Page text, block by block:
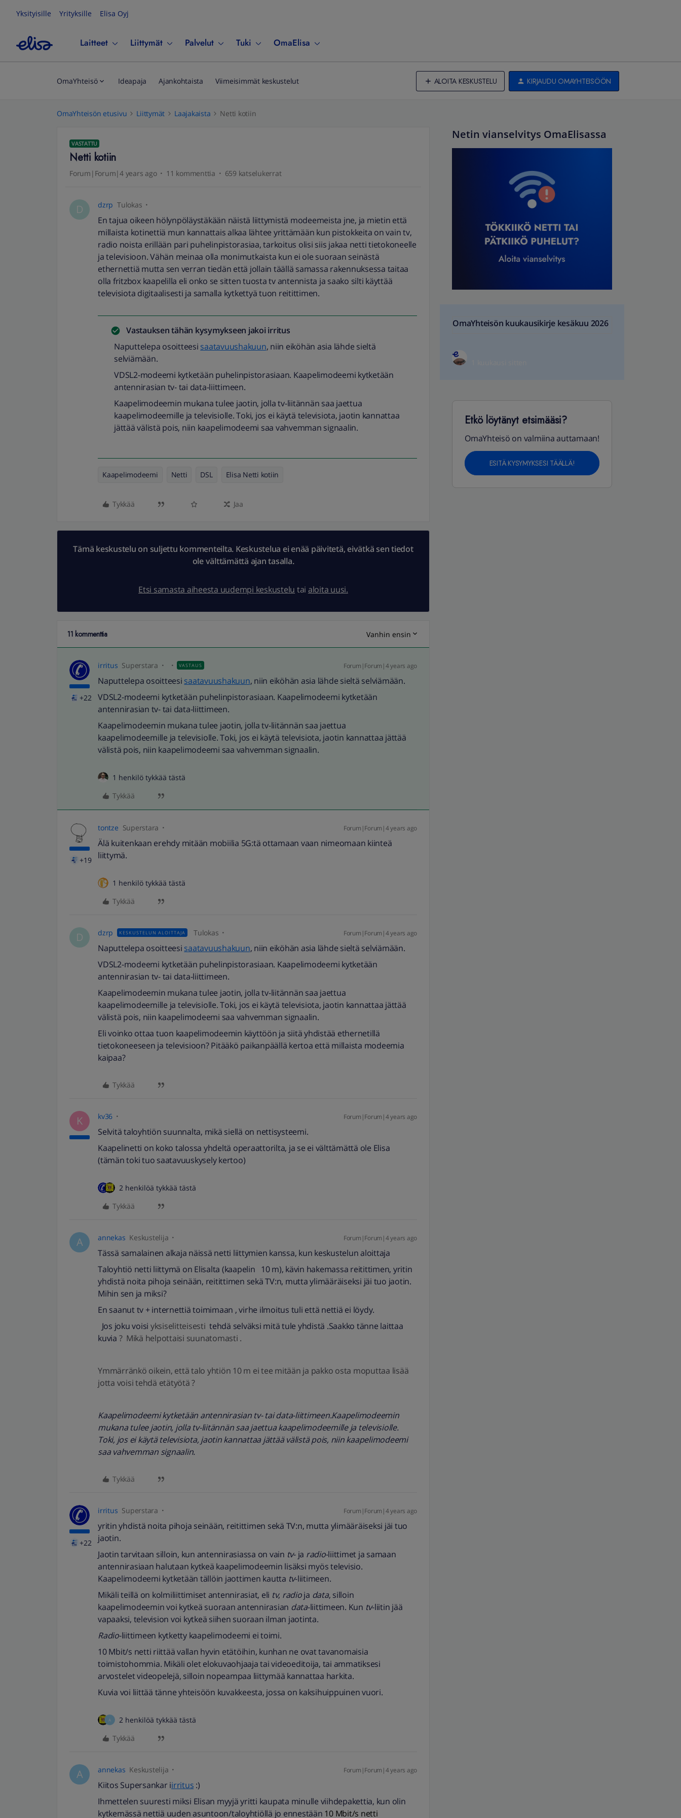
Yksityisille Yrityksille Elisa Oyj
Laitteet Liittymät Palvelut Tuki OmaElisa
OmaYhteisö Ideapaja Ajankohtaista Viimeisimmät keskustelut ALOITA KESKUSTELU KIRJAUDU OMAYHTEISÖÖN
OmaYhteisön etusivu Liittymät Laajakaista Netti kotiin
VASTATTU
Netti kotiin
Forum|Forum|4 years ago 11 kommenttia 659 katselukerrat
D dzrp Tulokas
En tajua oikeen hölynpöläystäkään näistä liittymistä modeemeista jne, ja mietin että
millaista kotinettiä mun kannattais alkaa lähtee yrittämään kun pistokkeita on vain tv,
radio noista erillään pari puhelinpistorasiaa, tarkoitus olisi siis jakaa netti tietokoneelle
ja televisioon. Vähän meinaa olla monimutkaista kun ei ole suoraan seinästä
ethernettiä mutta sen verran tiedän että jollain täällä samassa rakennuksessa taitaa
olla fritzbox kaapelilla eli onko se sitten tuosta tv antennista ja saako silti käyttää
televisiota digitaalisesti ja samalla kytkettyä tuon reitittimen.
Vastauksen tähän kysymykseen jakoi irritus
Naputtelepa osoitteesi saatavuushakuun, niin eiköhän asia lähde sieltä
selviämään.
VDSL2-modeemi kytketään puhelinpistorasiaan. Kaapelimodeemi kytketään
antennirasian tv- tai data-liittimeen.
Kaapelimodeemin mukana tulee jaotin, jolla tv-liitännän saa jaettua
kaapelimodeemille ja televisiolle. Toki, jos ei käytä televisiota, jaotin kannattaa
jättää välistä pois, niin kaapelimodeemi saa vahvemman signaalin.
Kaapelimodeemi Netti DSL Elisa Netti kotiin
Tykkää Jaa
Tämä keskustelu on suljettu kommenteilta. Keskustelua ei enää päivitetä, eivätkä sen tiedot
ole välttämättä ajan tasalla.
Etsi samasta aiheesta uudempi keskustelu tai aloita uusi.
11 kommenttia Vanhin ensin
+22
irritus Superstara VASTAUS Forum|Forum|4 years ago
Naputtelepa osoitteesi saatavuushakuun, niin eiköhän asia lähde sieltä selviämään.
VDSL2-modeemi kytketään puhelinpistorasiaan. Kaapelimodeemi kytketään
antennirasian tv- tai data-liittimeen.
Kaapelimodeemin mukana tulee jaotin, jolla tv-liitännän saa jaettua
kaapelimodeemille ja televisiolle. Toki, jos ei käytä televisiota, jaotin kannattaa jättää
välistä pois, niin kaapelimodeemi saa vahvemman signaalin.
1 henkilö tykkää tästä
Tykkää
+19
tontze Superstara Forum|Forum|4 years ago
Älä kuitenkaan erehdy mitään mobiilia 5G:tä ottamaan vaan nimeomaan kiinteä
liittymä.
1 henkilö tykkää tästä
Tykkää
D dzrp KESKUSTELUN ALOITTAJA Tulokas Forum|Forum|4 years ago
Naputtelepa osoitteesi saatavuushakuun, niin eiköhän asia lähde sieltä selviämään.
VDSL2-modeemi kytketään puhelinpistorasiaan. Kaapelimodeemi kytketään
antennirasian tv- tai data-liittimeen.
Kaapelimodeemin mukana tulee jaotin, jolla tv-liitännän saa jaettua
kaapelimodeemille ja televisiolle. Toki, jos ei käytä televisiota, jaotin kannattaa jättää
välistä pois, niin kaapelimodeemi saa vahvemman signaalin.
Eli voinko ottaa tuon kaapelimodeemin käyttöön ja siitä yhdistää ethernetillä
tietokoneeseen ja televisioon? Pitääkö paikanpäällä kertoa että millaista modeemia
kaipaa?
Tykkää
K kv36 Forum|Forum|4 years ago
Selvitä taloyhtiön suunnalta, mikä siellä on nettisysteemi.
Kaapelinetti on koko talossa yhdeltä operaattorilta, ja se ei välttämättä ole Elisa
(tämän toki tuo saatavuuskysely kertoo)
2 henkilöä tykkää tästä
Tykkää
A annekas Keskustelija Forum|Forum|4 years ago
Tässä samalainen alkaja näissä netti liittymien kanssa, kun keskustelun aloittaja
Taloyhtiö netti liittymä on Elisalta (kaapelin 10 m), kävin hakemassa reitittimen, yritin
yhdistä noita pihoja seinään, reitittimen sekä TV:n, mutta ylimääräiseksi jäi tuo jaotin.
Mihin sen ja miksi?
En saanut tv + internettiä toimimaan , virhe ilmoitus tuli että nettiä ei löydy.
Jos joku voisi yksiselitteisesti tehdä selväksi mitä tule yhdistä .Saakko tänne laittaa
kuvia ? Mikä helpottaisi suunatomasti .
Ymmärränkö oikein, että talo yhtiön 10 m ei tee mitään ja pakko osta moputtaa lisää
jotta voisi tehdä etätyötä ?
Kaapelimodeemi kytketään antennirasian tv- tai data-liittimeen.Kaapelimodeemin
mukana tulee jaotin, jolla tv-liitännän saa jaettua kaapelimodeemille ja televisiolle.
Toki, jos ei käytä televisiota, jaotin kannattaa jättää välistä pois, niin kaapelimodeemi
saa vahvemman signaalin.
Tykkää
+22
irritus Superstara Forum|Forum|4 years ago
yritin yhdistä noita pihoja seinään, reitittimen sekä TV:n, mutta ylimääräiseksi jäi tuo
jaotin.
Jaotin tarvitaan silloin, kun antennirasiassa on vain tv- ja radio-liittimet ja samaan
antennirasiaan halutaan kytkeä kaapelimodeemin lisäksi myös televisio.
Kaapelimodeemi kytketään tällöin jaottimen kautta tv-liitimeen.
Mikäli teillä on kolmiliittimiset antennirasiat, eli tv, radioja data, silloin
kaapelimodeemin voi kytkeä suoraan antennirasian data-liittimeen. Kun tv-liitin jää
vapaaksi, television voi kytkeä siihen suoraan ilman jaotinta.
Radio-liittimeen kytketty kaapelimodeemi ei toimi.
10 Mbit/s netti riittää vallan hyvin etätöihin, kunhan ne ovat tavanomaisia
toimistohommia. Mikäli olet elokuvaohjaaja tai videoeditoija, tai ammatiksesi
arvostelet videopelejä, silloin nopeampaa liittymää kannattaa harkita.
Kuvia voi liittää tänne yhteisöön kuvakkeesta, jossa on kaksihuippuinen vuori.
A
2 henkilöä tykkää tästä
Tykkää
A annekas Keskustelija Forum|Forum|4 years ago
Kiitos Supersankar iirritus :)
Ihmettelen suuresti miksi Elisan myyjä yritti kaupata minulle viihdepakettia, kun olin
kytkemässä nettiä uuden asuntoon/taloyhtiöllä jo ennestään 10 Mbit/s netti
Netin vianselvitys OmaElisassa
OmaYhteisön kuukausikirje kesäkuu 2026
Etkö löytänyt etsimääsi?
OmaYhteisö on valmiina auttamaan!
ESITÄ KYSYMYKSESI TÄÄLLÄ!